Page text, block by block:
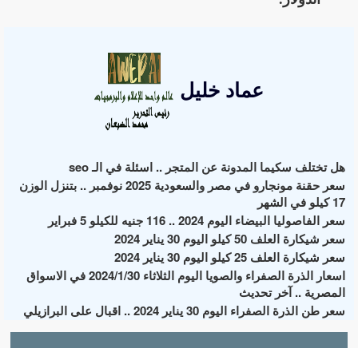
عماد خليل
هل تختلف سكيما المدونة عن المتجر .. اسئلة في الـ seo
سعر حقنة مونجارو في مصر والسعودية 2025 نوفمبر .. بتنزل الوزن
17 كيلو في الشهر
سعر الفاصوليا البيضاء اليوم 2024 .. 116 جنيه للكيلو 5 فبراير
سعر شيكارة العلف 50 كيلو اليوم 30 يناير 2024
سعر شيكارة العلف 25 كيلو اليوم 30 يناير 2024
اسعار الذرة الصفراء والصويا اليوم الثلاثاء 2024/1/30 في الاسواق
المصرية .. آخر تحديث
سعر طن الذرة الصفراء اليوم 30 يناير 2024 .. اقبال على البرازيلي